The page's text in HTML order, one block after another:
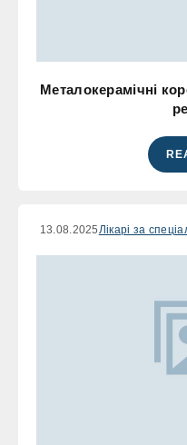
Металокерамічні
13.08.2025 Лікарі за